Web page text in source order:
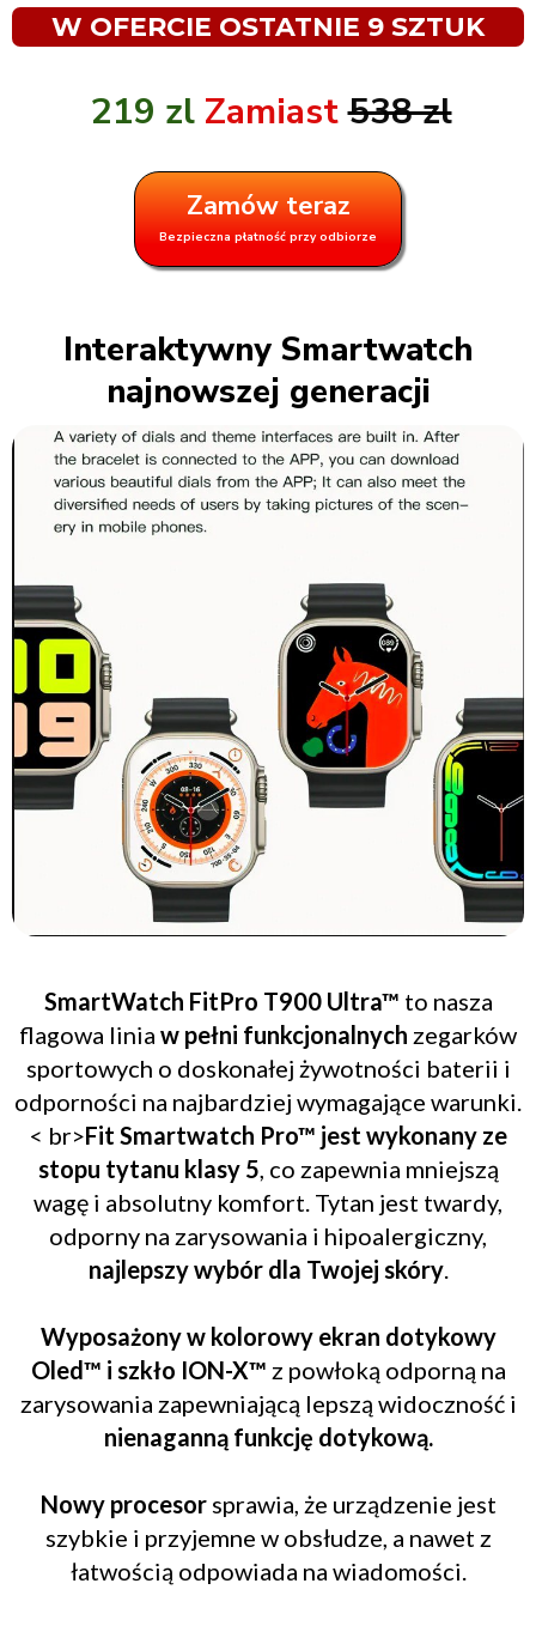
W OFERCIE OSTATNIE 9 SZTUK
219 zl Zamiast538 zl
Zamów teraz
Bezpieczna płatność przy odbiorze
Interaktywny Smartwatch
najnowszej generacji
SmartWatch FitPro T900 Ultra™ to nasza
flagowa linia w pełni funkcjonalnych zegarków
sportowych o doskonałej żywotności baterii i
odporności na najbardziej wymagające warunki.
< br>Fit Smartwatch Pro™ jest wykonany ze
stopu tytanu klasy 5 , co zapewnia mniejszą
wagę i absolutny komfort. Tytan jest twardy,
odporny na zarysowania i hipoalergiczny,
najlepszy wybór dla Twojej skóry.
Wyposażony w kolorowy ekran dotykowy
Oled™ i szkło ION-X™ z powłoką odporną na
zarysowania zapewniającą lepszą widoczność i
nienaganną funkcję dotykową.
Nowy procesorsprawia, że urządzenie jest
szybkie i przyjemne w obsłudze, a nawet z
łatwością odpowiada na wiadomości.